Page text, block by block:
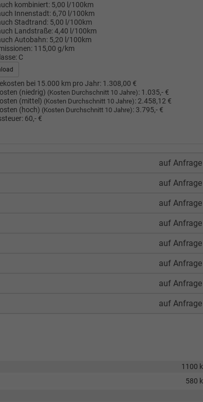
kombiniert: 5,00 l/100km
Innenstadt: 6,70 l/100km
Stadtrand: 5,00 l/100km
Landstraße:4,40 l/100km
Autobahn: 5,20 l/100km
115,00 g/km
C
bei 15.000 km pro Jahr: 1.308,00 €
(niedrig) (Kosten Durchschnitt 10 Jahre): 1.035,- €
(mittel) (Kosten Durchschnitt 10 Jahre): 2.458,12 €
(hoch) (Kosten Durchschnitt 10 Jahre): 3.795,- €
60,- €
auf Anfrage
auf Anfrage
auf Anfrage
auf Anfrage
auf Anfrage
auf Anfrage
auf Anfrage
auf Anfrage
1100
580